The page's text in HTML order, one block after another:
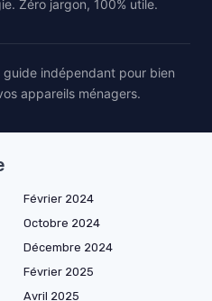
Zéro jargon, 100% utile.
indépendant pour bien
appareils ménagers.
Février 2024
Octobre 2024
Décembre 2024
Février 2025
Avril 2025